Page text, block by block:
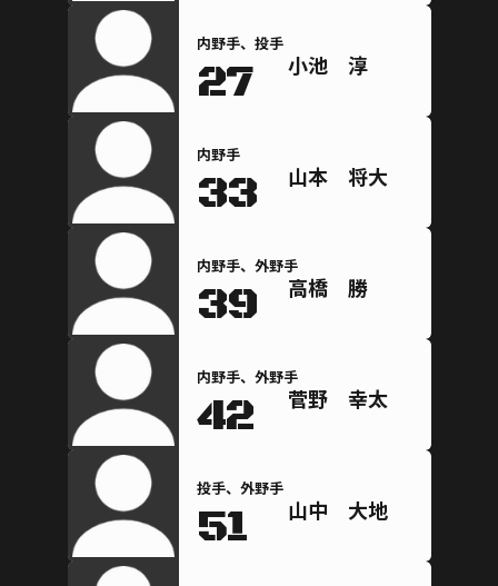
内野手、投手
27 小池 淳
内野手
33 山本 将大
内野手、外野手
39 高橋 勝
内野手、外野手
42 菅野 幸太
投手、外野手
51 山中 大地